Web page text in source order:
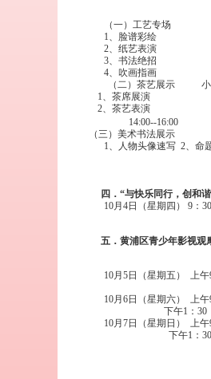
（一）工艺专场
1、脸谱彩绘
2、纸艺表演
3、书法绝招
4、吹画指画
（二）茶艺展示
1、茶席展演
2、茶艺表演
14:00--16:00
（三）美术书法展示
1、人物头像速写 2、命
四．“与快乐同行，创和
10月 4日 （星期四） 9 ： 30
五．黄浦区青少年影视观
10月 5日 （星期五） 上午
10月 6日 （星期六） 上午
下午1 ： 30
10月 7日 （星期日） 上午
下午1 ： 30